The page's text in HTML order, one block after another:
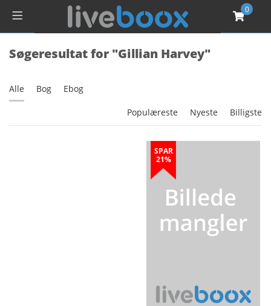
0
Søgeresultat for "Gillian Harvey"
Alle Bog Ebog
Populæreste Nyeste Billigste
SPAR
21%